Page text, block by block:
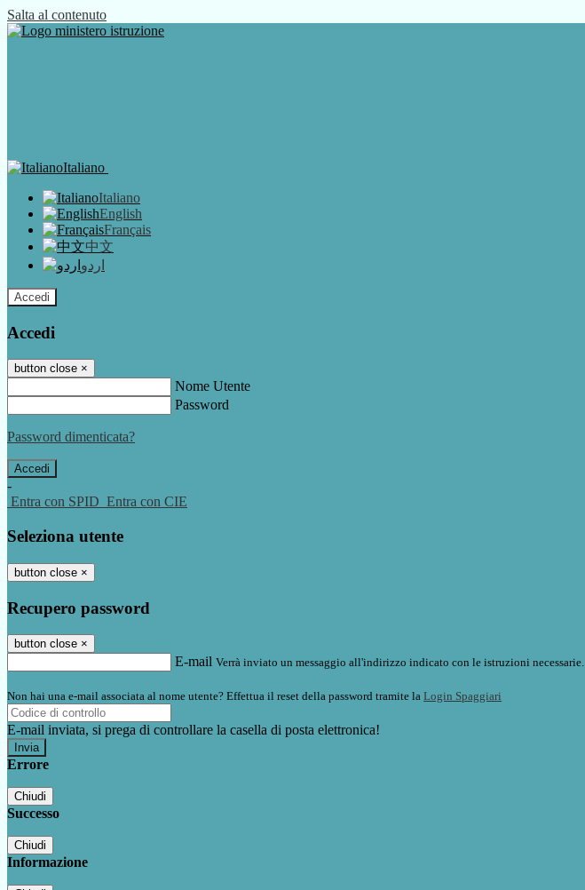
Salta al contenuto
Italiano
Italiano
English
Français
中文
اردو
Accedi
Accedi
button close ×
Nome Utente
Password
Password dimenticata?
-
Entra con SPID Entra con CIE
Seleziona utente
button close ×
Recupero password
button close ×
E-mail Verrà inviato un messaggio all'indirizzo indicato con le istruzioni necessarie.
Non hai una e-mail associata al nome utente? Effettua il reset della password tramite la Login Spaggiari
E-mail inviata, si prega di controllare la casella di posta elettronica!
Errore
Chiudi
Successo
Chiudi
Informazione